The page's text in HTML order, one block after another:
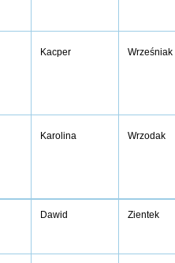
Kacper Wrześniak
Karolina Wrzodak
Dawid Zientek